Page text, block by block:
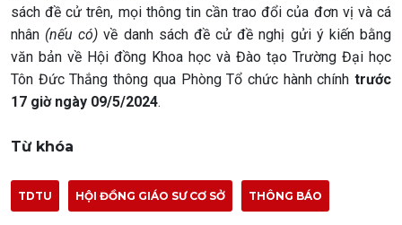
sách đề cử trên, mọi thông tin cần trao đổi của đơn vị và cá
nhân (nếu có) về danh sách đề cử đề nghị gửi ý kiến bằng
văn bản về Hội đồng Khoa học và Đào tạo Trường Đại học
Tôn Đức Thắng thông qua Phòng Tổ chức hành chính trước
17 giờ ngày 09/5/2024.
Từ khóa
TDTU HỘI ĐỒNG GIÁO SƯ CƠ SỞ THÔNG BÁO